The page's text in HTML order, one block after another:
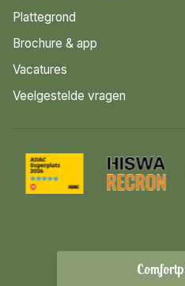
Plattegrond
Brochure & app
Vacatures
Veelgestelde vragen